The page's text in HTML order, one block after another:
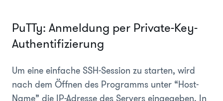
PuTTy: Anmeldung per Private-Key-
Authentifizierung
Um eine einfache SSH-Session zu starten, wird
nach dem Öffnen des Programms unter “Host-